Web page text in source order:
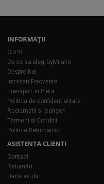
INFORMAŢII
GDPR
De ce sa alegi byMilano
Despre Noi
Intrebari Frecvente
Transport si Plata
Politica de confidentialitate
Reclamatii si plangeri
Termeni si Conditii
Politica Returnarilor
ASISTENTA CLIENTI
Contact
Returnări
Harta sitului